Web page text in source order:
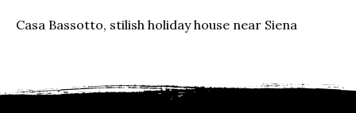
Casa Bassotto, stilish holiday house near Siena